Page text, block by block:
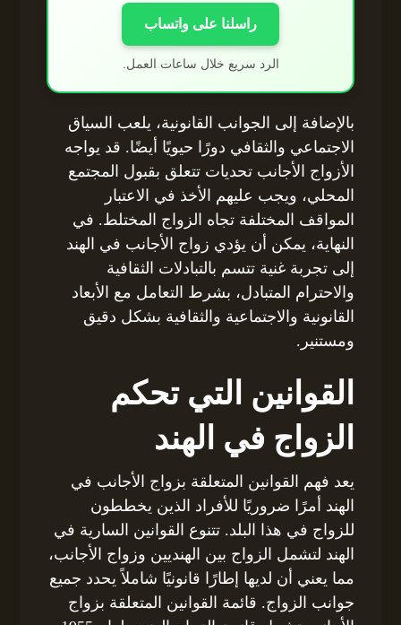
راسلنا على واتساب
الرد سريع خلال ساعات العمل.
بالإضافة إلى الجوانب القانونية، يلعب السياق
الاجتماعي والثقافي دورًا حيويًا أيضًا. قد يواجه
الأزواج الأجانب تحديات تتعلق بقبول المجتمع
المحلي، ويجب عليهم الأخذ في الاعتبار
المواقف المختلفة تجاه الزواج المختلط. في
النهاية، يمكن أن يؤدي زواج الأجانب في الهند
إلى تجربة غنية تتسم بالتبادلات الثقافية
والاحترام المتبادل، بشرط التعامل مع الأبعاد
القانونية والاجتماعية والثقافية بشكل دقيق
ومستنير.
القوانين التي تحكم
الزواج في الهند
يعد فهم القوانين المتعلقة بزواج الأجانب في
الهند أمرًا ضروريًا للأفراد الذين يخططون
للزواج في هذا البلد. تتنوع القوانين السارية في
الهند لتشمل الزواج بين الهنديين وزواج الأجانب،
مما يعني أن لديها إطارًا قانونيًا شاملاً يحدد جميع
جوانب الزواج. قائمة القوانين المتعلقة بزواج